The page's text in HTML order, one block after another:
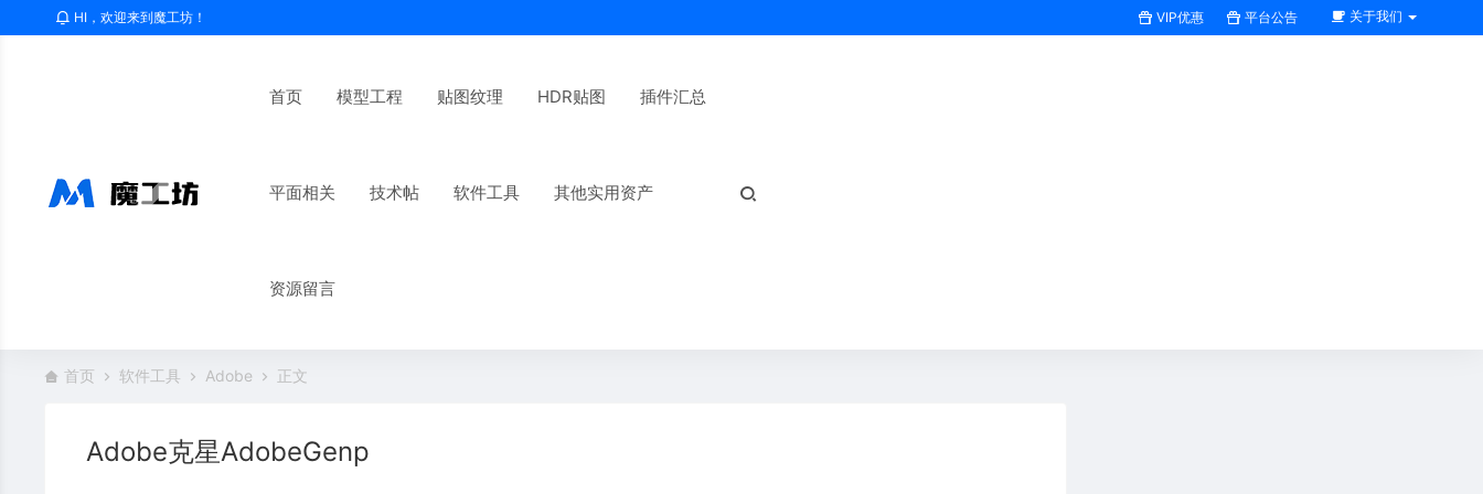
HI，欢迎来到魔工坊！ VIP优惠 平台公告 关于我们
首页 模型工程 贴图纹理 HDR贴图 插件汇总
平面相关 技术帖 软件工具 其他实用资产
资源留言
首页 软件工具 Adobe 正文
Adobe克星AdobeGenp